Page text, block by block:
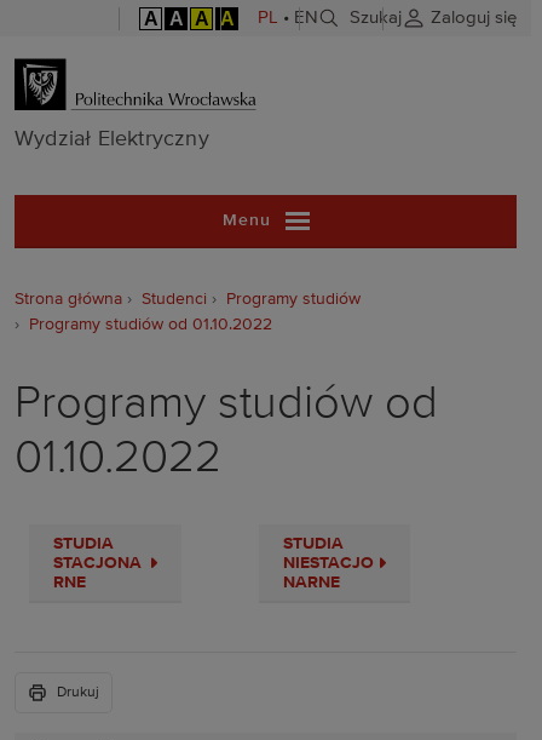
A A A A PL • EN Szukaj Zaloguj się
Wydział
Wydział Elektryczny
Menu
Strona główna Studenci
Programy studiów
Programy studiów od 01.10.2022
Programy studiów od
01.10.2022
STUDIA
STACJONA
RNE
STUDIA
NIESTACJO
NARNE
Drukuj